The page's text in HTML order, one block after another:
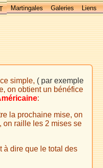
Martingales Galeries Liens
simple, ( par exemple
on obtient un bénéfice
:
la prochaine mise, on
on raille les 2 mises se
à dire que le total des